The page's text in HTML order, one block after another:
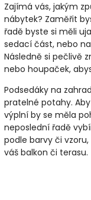
Zajímá vás, jakým
nábytek? Zaměřit
řadě byste si měli
sedací část, nebo
Následně si pečlivě
nebo houpaček,
Podsedáky na
pratelné potahy.
výplní by se měla
neposlední řadě
podle barvy či
váš balkon či terasu.